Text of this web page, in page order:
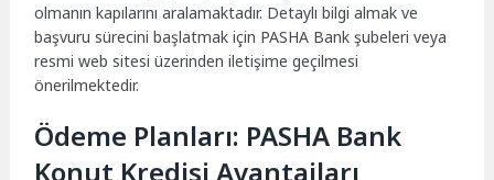
olmanın kapılarını aralamaktadır. Detaylı bilgi almak ve
başvuru sürecini başlatmak için PASHA Bank şubeleri veya
resmi web sitesi üzerinden iletişime geçilmesi
önerilmektedir.
Ödeme Planları: PASHA Bank
Konut Kredisi Avantajları